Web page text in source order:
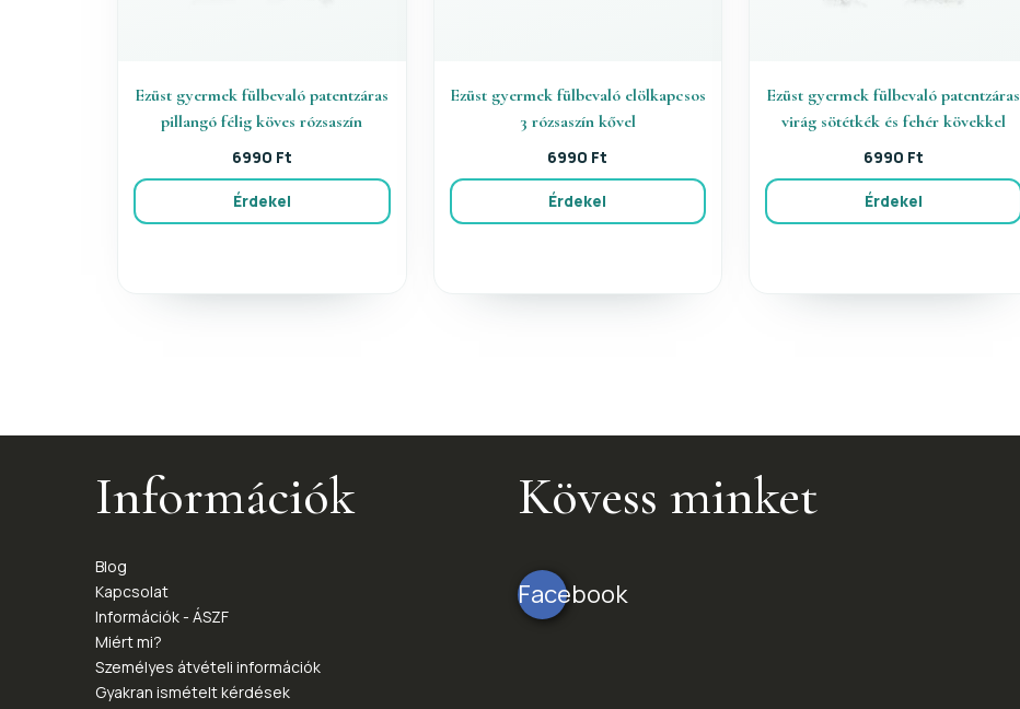
Ezüst gyermek fülbevaló patentzáras
pillangó félig köves rózsaszín
6990 Ft
Érdekel
Ezüst gyermek fülbevaló elölkapcsos
3 rózsaszín kővel
6990 Ft
Érdekel
Ezüst gyermek fülbevaló patentzáras
virág sötétkék és fehér kövekkel
6990 Ft
Érdekel
Információk
Blog
Kapcsolat
Információk - ÁSZF
Miért mi?
Személyes átvételi információk
Gyakran ismételt kérdések
Kövess minket
Facebook